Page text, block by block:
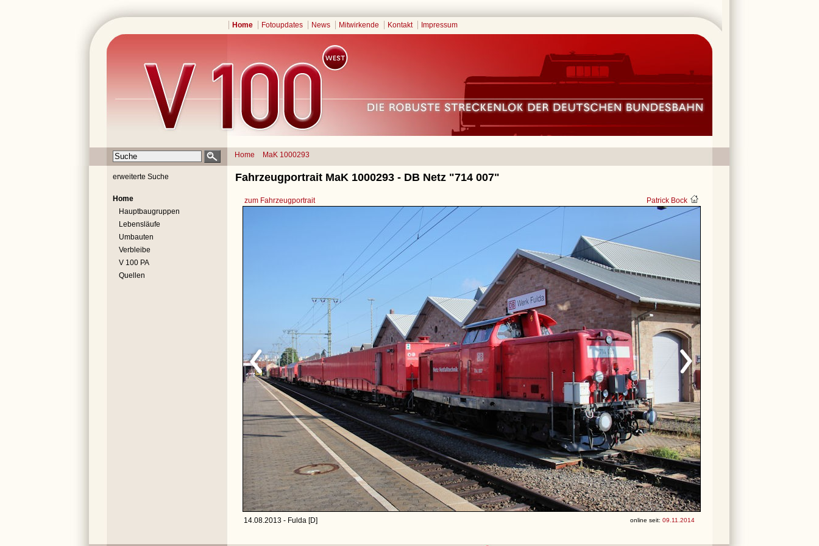
Home Fotoupdates News Mitwirkende Kontakt Impressum
Home MaK 1000293
erweiterte Suche
Home
Hauptbaugruppen
Lebensläufe
Umbauten
Verbleibe
V 100 PA
Quellen
Fahrzeugportrait MaK 1000293 - DB Netz "714 007"
zum Fahrzeugportrait Patrick Bock
14.08.2013 - Fulda [D] online seit: 09.11.2014